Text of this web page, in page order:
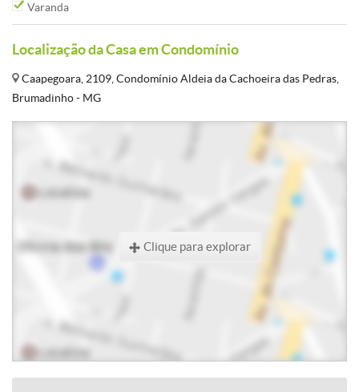
Varanda
Localização da Casa em Condomínio
Caapegoara, 2109, Condomínio Aldeia da Cachoeira das Pedras,
Brumadinho - MG
Clique para explorar